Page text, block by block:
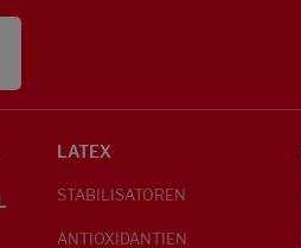
LATEX
STABILISATOREN
ANTIOXIDANTIEN